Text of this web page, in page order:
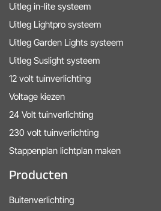
Uitleg in-lite systeem
Uitleg Lightpro systeem
Uitleg Garden Lights systeem
Uitleg Suslight systeem
12 volt tuinverlichting
Voltage kiezen
24 Volt tuinverlichting
230 volt tuinverlichting
Stappenplan lichtplan maken
Producten
Buitenverlichting